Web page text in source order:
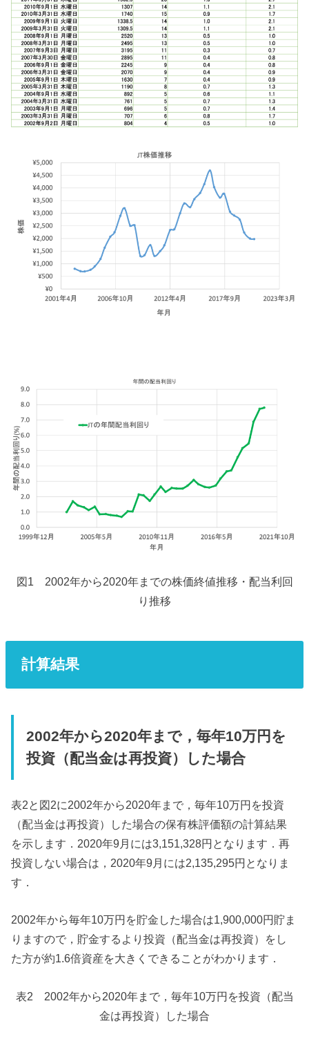
図1 2002年から2020年までの株価終値推移・配当利回
り推移
計算結果
2002年から2020年まで，毎年10万円を
投資（配当金は再投資）した場合
表2と図2に2002年から2020年まで，毎年10万円を投資
（配当金は再投資）した場合の保有株評価額の計算結果
を示します．2020年9月には3,151,328円となります．再
投資しない場合は，2020年9月には2,135,295円となりま
す．
2002年から毎年10万円を貯金した場合は1,900,000円貯ま
りますので，貯金するより投資（配当金は再投資）をし
た方が約1.6倍資産を大きくできることがわかります．
表2 2002年から2020年まで，毎年10万円を投資（配当
金は再投資）した場合